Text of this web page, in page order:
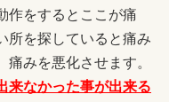
作をするとここが痛
所を探していると痛み
みを悪化させます。
来なかった事が出来る